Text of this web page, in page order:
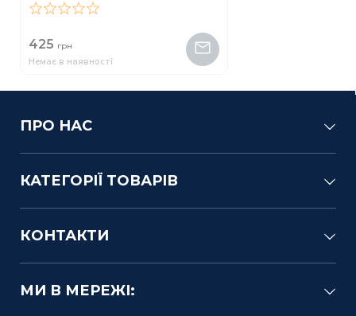
425 грн
Немає в наявності
ПРО НАС
КАТЕГОРІЇ ТОВАРІВ
КОНТАКТИ
МИ В МЕРЕЖІ: